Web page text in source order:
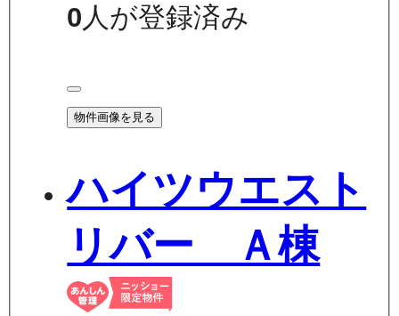
0 人が登録済み
物件画像を見る
ハイツウエスト
リバー Ａ棟